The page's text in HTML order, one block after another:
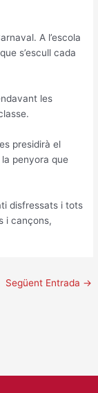
A l’escola
s’escull cada
les
presidirà el
penyora que
disfressats i tots
i cançons,
Següent Entrada →